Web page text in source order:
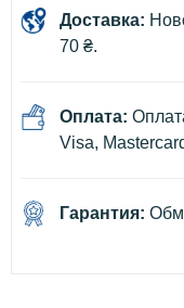
Доставка:
70 ₴.
Оплата:
Visa,
Гарантия: